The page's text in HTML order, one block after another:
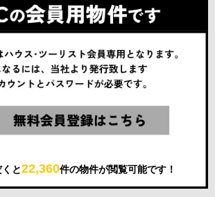
と22,360件の物件が閲覧可能です！